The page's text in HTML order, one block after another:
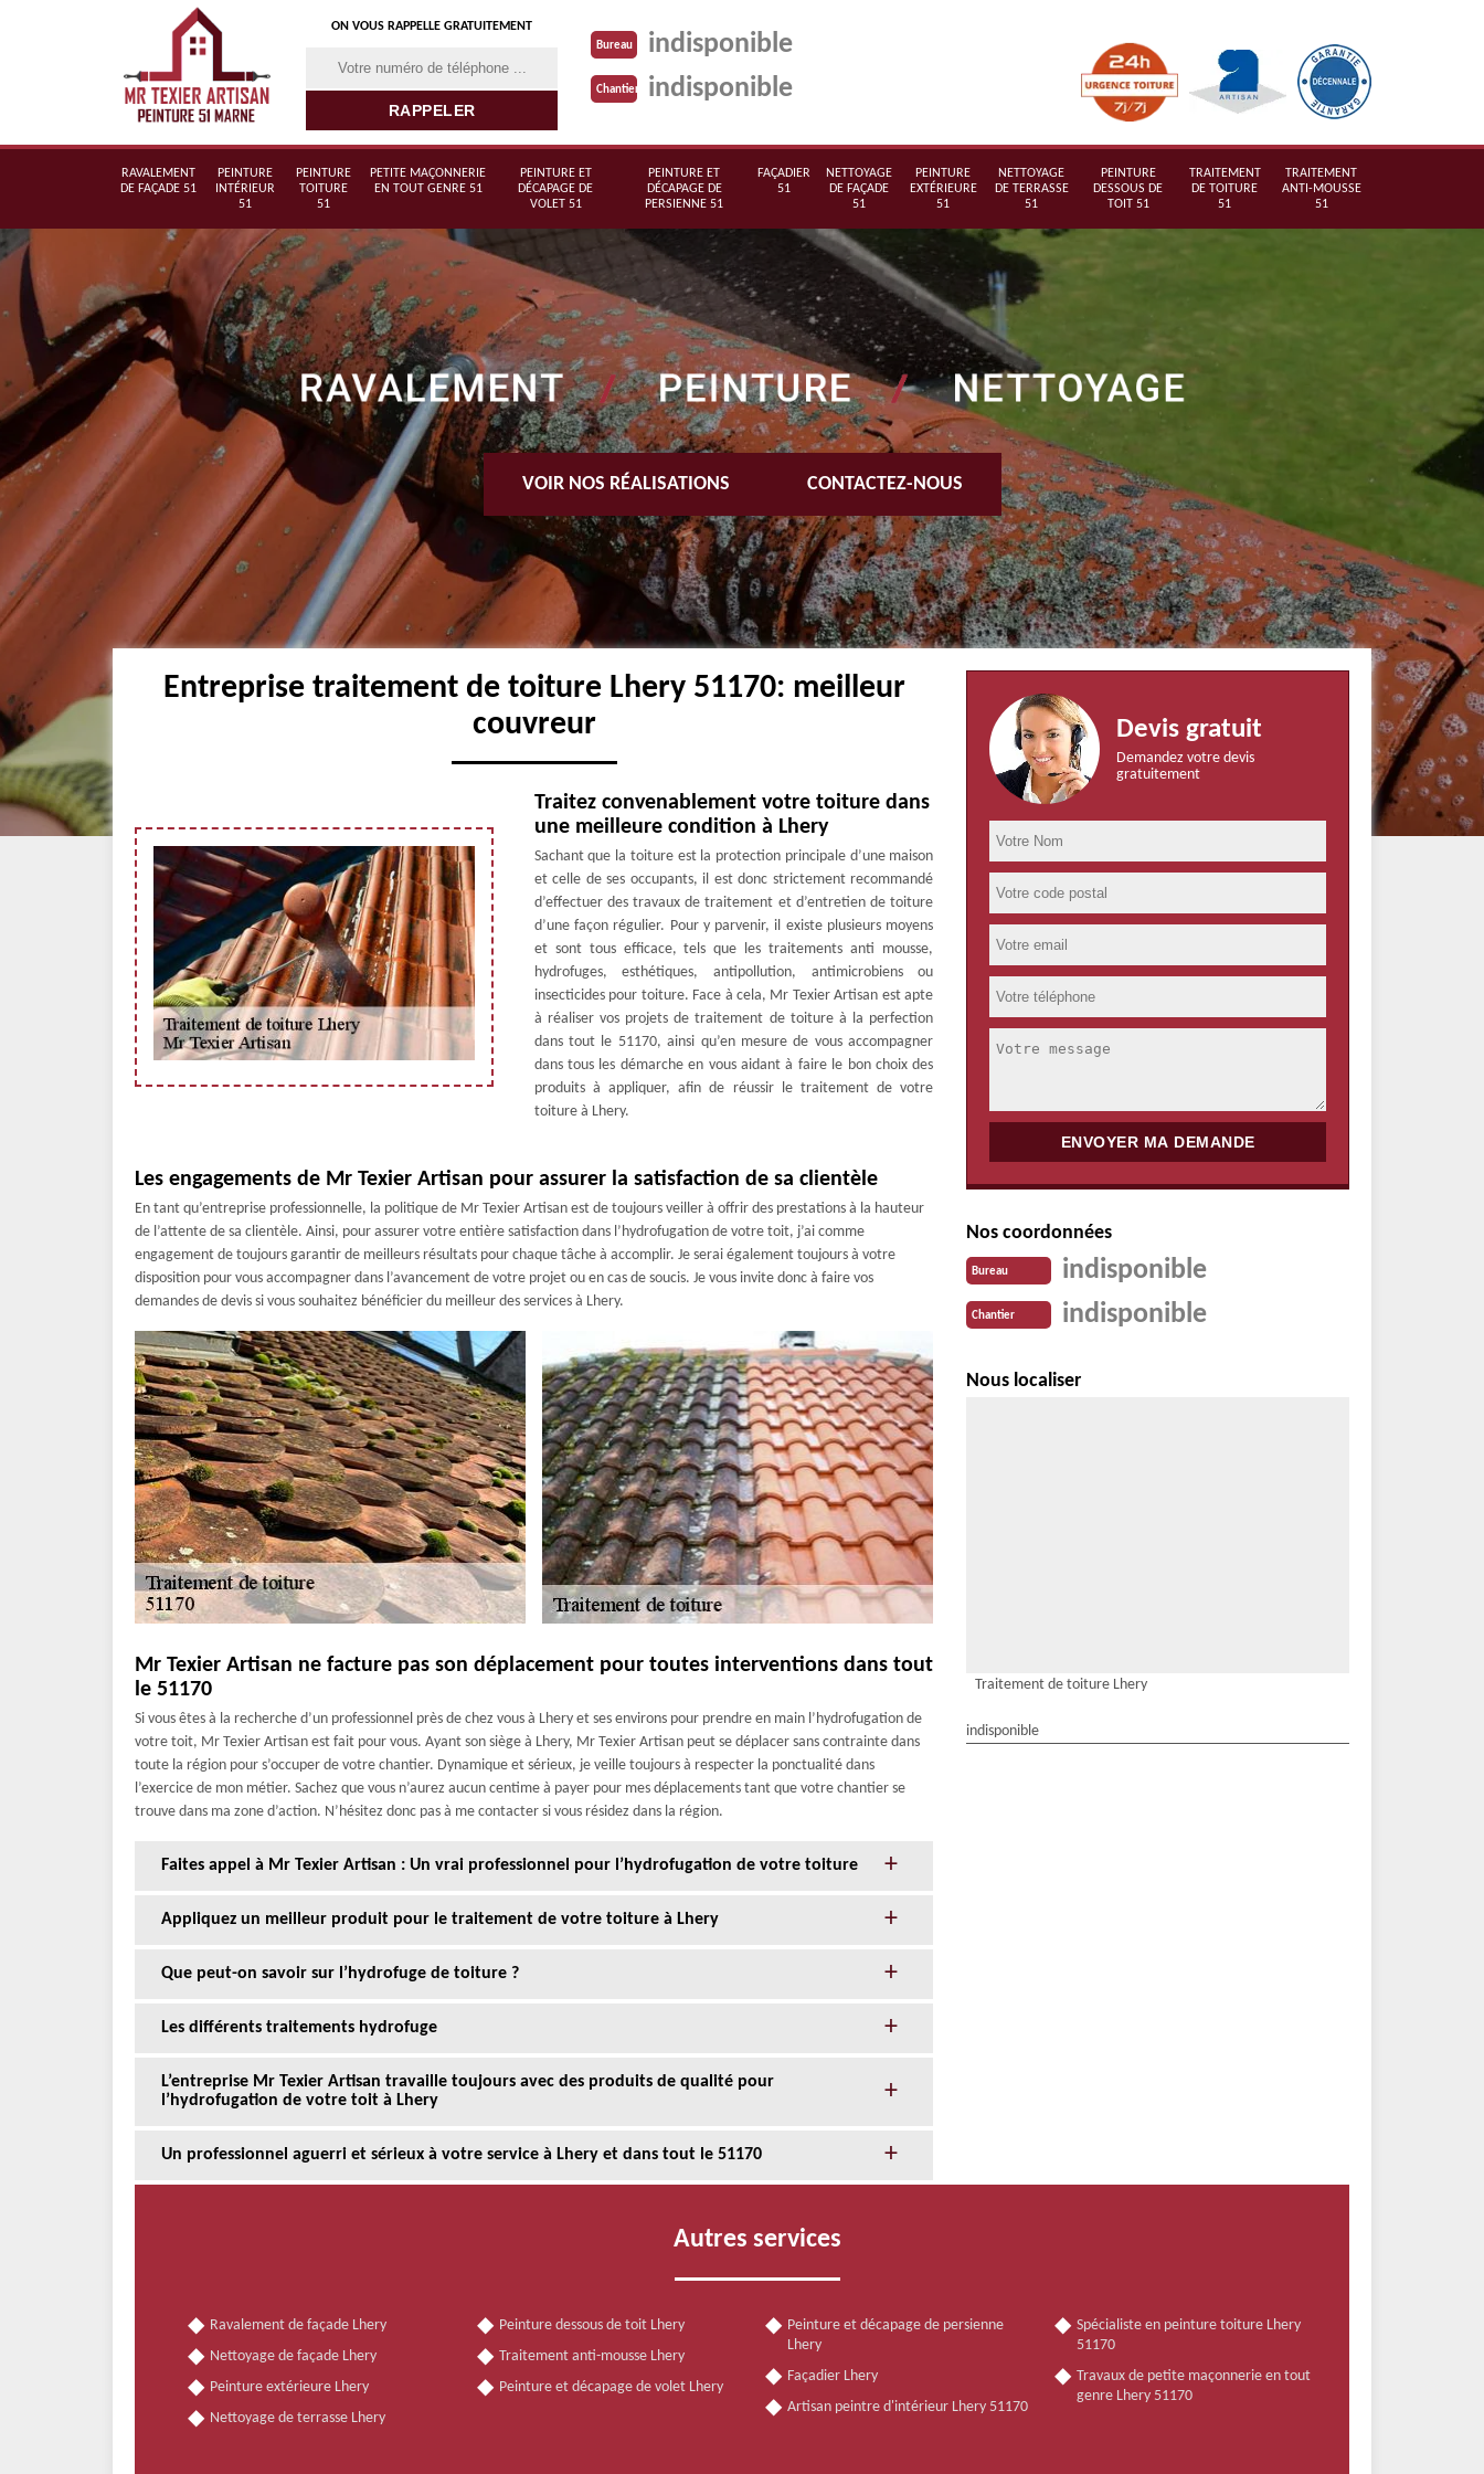
ON VOUS RAPPELLE GRATUITEMENT
Bureau indisponible
Chantier indisponible
RAVALEMENT
DE FAÇADE 51
PEINTURE
INTÉRIEUR
51
PEINTURE
TOITURE
51
PETITE MAÇONNERIE
EN TOUT GENRE 51
PEINTURE ET
DÉCAPAGE DE
VOLET 51
PEINTURE ET
DÉCAPAGE DE
PERSIENNE 51
FAÇADIER
51
NETTOYAGE
DE FAÇADE
51
PEINTURE
EXTÉRIEURE
51
NETTOYAGE
DE TERRASSE
51
PEINTURE
DESSOUS DE
TOIT 51
TRAITEMENT
DE TOITURE
51
TRAITEMENT
ANTI-MOUSSE
51
VOIR NOS RÉALISATIONS CONTACTEZ-NOUS
Entreprise traitement de toiture Lhery 51170: meilleur
couvreur
Traitez convenablement votre toiture dans
une meilleure condition à Lhery
Sachant que la toiture est la protection principale d’une maison
et celle de ses occupants, il est donc strictement recommandé
d’effectuer des travaux de traitement et d’entretien de toiture
d’une façon régulier. Pour y parvenir, il existe plusieurs moyens
et sont tous efficace, tels que les traitements anti mousse,
hydrofuges, esthétiques, antipollution, antimicrobiens ou
insecticides pour toiture. Face à cela, Mr Texier Artisan est apte
à réaliser vos projets de traitement de toiture à la perfection
dans tout le 51170, ainsi qu’en mesure de vous accompagner
dans tous les démarche en vous aidant à faire le bon choix des
produits à appliquer, afin de réussir le traitement de votre
toiture à Lhery.
Les engagements de Mr Texier Artisan pour assurer la satisfaction de sa clientèle
En tant qu’entreprise professionnelle, la politique de Mr Texier Artisan est de toujours veiller à offrir des prestations à la hauteur
de l’attente de sa clientèle. Ainsi, pour assurer votre entière satisfaction dans l’hydrofugation de votre toit, j’ai comme
engagement de toujours garantir de meilleurs résultats pour chaque tâche à accomplir. Je serai également toujours à votre
disposition pour vous accompagner dans l’avancement de votre projet ou en cas de soucis. Je vous invite donc à faire vos
demandes de devis si vous souhaitez bénéficier du meilleur des services à Lhery.
Mr Texier Artisan ne facture pas son déplacement pour toutes interventions dans tout
le 51170
Si vous êtes à la recherche d’un professionnel près de chez vous à Lhery et ses environs pour prendre en main l’hydrofugation de
votre toit, Mr Texier Artisan est fait pour vous. Ayant son siège à Lhery, Mr Texier Artisan peut se déplacer sans contrainte dans
toute la région pour s’occuper de votre chantier. Dynamique et sérieux, je veille toujours à respecter la ponctualité dans
l’exercice de mon métier. Sachez que vous n’aurez aucun centime à payer pour mes déplacements tant que votre chantier se
trouve dans ma zone d’action. N’hésitez donc pas à me contacter si vous résidez dans la région.
Faites appel à Mr Texier Artisan : Un vrai professionnel pour l’hydrofugation de votre toiture
Appliquez un meilleur produit pour le traitement de votre toiture à Lhery
Que peut-on savoir sur l’hydrofuge de toiture ?
Les différents traitements hydrofuge
L’entreprise Mr Texier Artisan travaille toujours avec des produits de qualité pour
l’hydrofugation de votre toit à Lhery
Un professionnel aguerri et sérieux à votre service à Lhery et dans tout le 51170
Devis gratuit
Demandez votre devis
gratuitement
Nos coordonnées
Bureau indisponible
Chantier indisponible
Nous localiser
Traitement de toiture Lhery
indisponible
Autres services
Ravalement de façade Lhery
Nettoyage de façade Lhery
Peinture extérieure Lhery
Nettoyage de terrasse Lhery
Peinture dessous de toit Lhery
Traitement anti-mousse Lhery
Peinture et décapage de volet Lhery
Peinture et décapage de persienne
Lhery
Façadier Lhery
Artisan peintre d'intérieur Lhery 51170
Spécialiste en peinture toiture Lhery
51170
Travaux de petite maçonnerie en tout
genre Lhery 51170